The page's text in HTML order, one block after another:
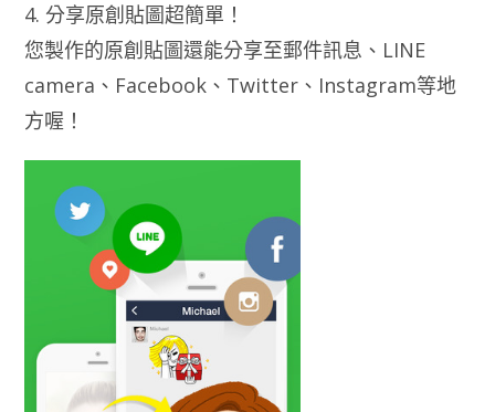
4. 分享原創貼圖超簡單！
您製作的原創貼圖還能分享至郵件訊息、LINE
camera、Facebook、Twitter、Instagram等地
方喔！